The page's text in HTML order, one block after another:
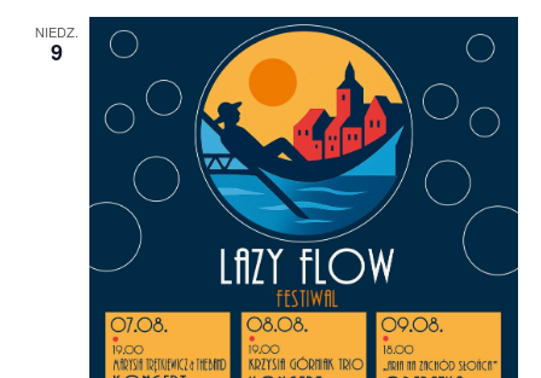
NIEDZ.
9